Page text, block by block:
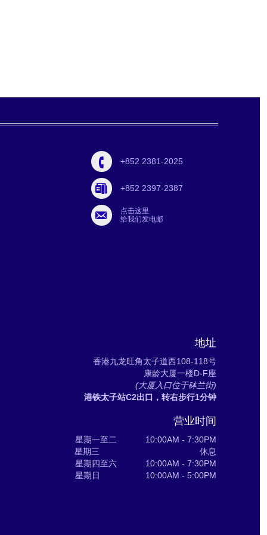
+852 2381-2025
+852 2397-2387
点击这里
给我们发电邮
地址
香港九龙旺角太子道西108-118号
康龄大厦一楼D-F座
(大厦入口位于砵兰街)
港铁太子站C2出口，转右步行1分钟
营业时间
星期一至二 10:00AM - 7:30PM
星期三 休息
星期四至六 10:00AM - 7:30PM
星期日 10:00AM - 5:00PM